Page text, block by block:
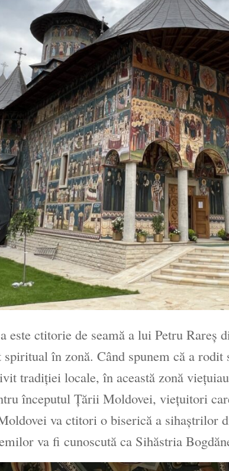
este ctitorie de seamă a lui Petru Rareş
spiritual în zonă. Când spunem că a rodit
tradiţiei locale, în această zonă
începutul Ţării Moldovei, vieţuitori
va ctitori o biserică a sihaştrilor
va fi cunoscută ca Sihăstria